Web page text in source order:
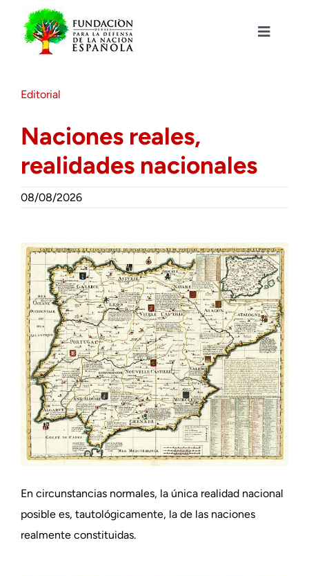
contenido
Toggle
Actualidad
Actividades
Colabora
Editorial
Naciones reales,
realidades nacionales
08/08/2026
En circunstancias normales, la única realidad nacional
posible es, tautológicamente, la de las naciones
realmente constituidas.